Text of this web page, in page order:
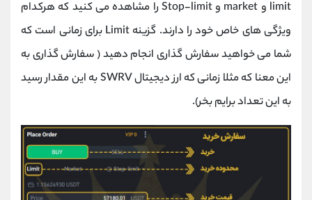
limit و market و Stop-limit را مشاهده می کنید که هرکدام
ویژگی های خاص خود را دارند. گزینه Limit برای زمانی است که
شما می خواهید سفارش گذاری انجام دهید ( سفارش گذاری به
این معنا که مثلا زمانی که ارز دیجیتال SWRV به این مقدار رسید
به این تعداد برایم بخر).